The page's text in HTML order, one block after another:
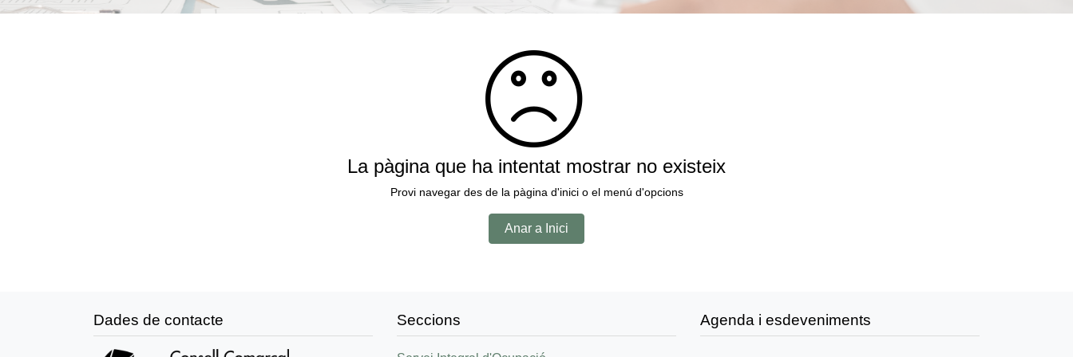
La pàgina que ha intentat mostrar no existeix
Provi navegar des de la pàgina d'inici o el menú d'opcions
Anar a Inici
Dades de contacte Seccions Agenda i esdeveniments